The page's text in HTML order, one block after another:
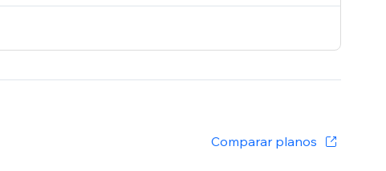
Comparar planos